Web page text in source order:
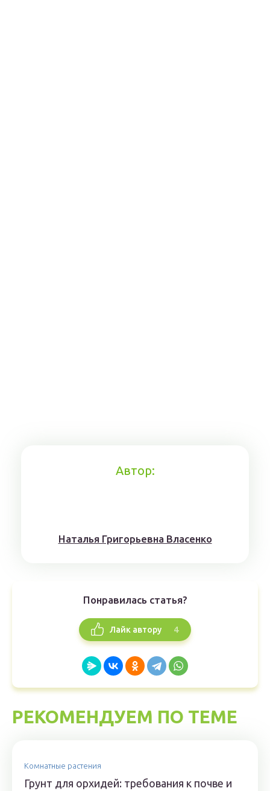
Автор:
Наталья Григорьевна Власенко
Понравилась статья?
Лайк автору 4
РЕКОМЕНДУЕМ ПО ТЕМЕ
Комнатные растения
Грунт для орхидей: требования к почве и